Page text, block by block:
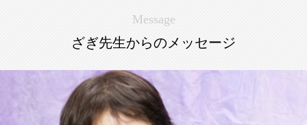
Message
ざぎ先生からのメッセージ